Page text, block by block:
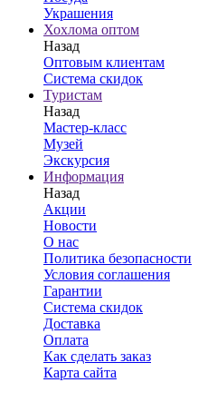
Украшения
Хохлома оптом
Назад
Оптовым клиентам
Система скидок
Туристам
Назад
Мастер-класс
Музей
Экскурсия
Информация
Назад
Акции
Новости
О нас
Политика безопасности
Условия соглашения
Гарантии
Система скидок
Доставка
Оплата
Как сделать заказ
Карта сайта